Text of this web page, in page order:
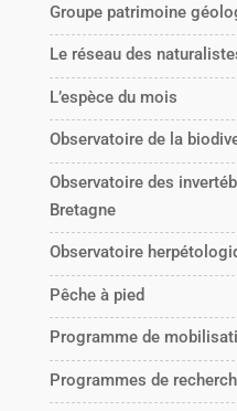
Groupe patrimoine
Le réseau des
L’espèce du mois
Observatoire de la
Observatoire des
Bretagne
Observatoire
Pêche à pied
Programme de
Programmes de